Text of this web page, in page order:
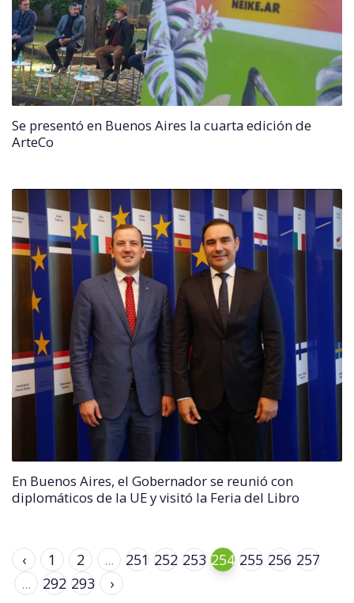
Se presentó en Buenos Aires la cuarta edición de
ArteCo
En Buenos Aires, el Gobernador se reunió con
diplomáticos de la UE y visitó la Feria del Libro
‹ 1 2 ... 251 252 253 254 255 256 257
...
292 293 ›